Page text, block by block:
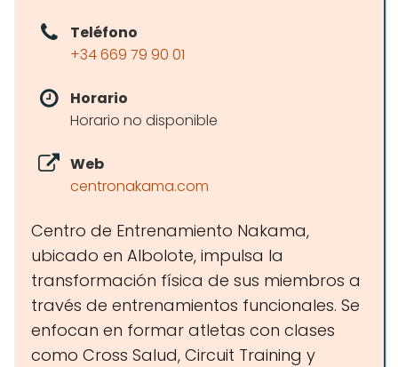
Teléfono
+34 669 79 90 01
Horario
Horario no disponible
Web
centronakama.com
Centro de Entrenamiento Nakama,
ubicado en Albolote, impulsa la
transformación física de sus miembros a
través de entrenamientos funcionales. Se
enfocan en formar atletas con clases
como Cross Salud, Circuit Training y